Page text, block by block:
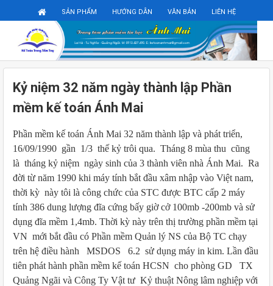
Đăng ký Đăng nhập
SẢN PHẨM HƯỚNG DẪN VĂN BẢN LIÊN HỆ
Kỷ niệm 32 năm ngày thành lập Phần
mềm kế toán Ánh Mai
Phần mềm kế toán Ánh Mai 32 năm thành lập và phát triển,
16/09/1990 gần 1/3 thế kỷ trôi qua. Tháng 8 mùa thu cũng
là tháng kỷ niệm ngày sinh của 3 thành viên nhà Ánh Mai. Ra
đời từ năm 1990 khi máy tính bắt đầu xâm nhập vào Việt nam,
thời kỳ này tôi là công chức của STC được BTC cấp 2 máy
tính 386 dung lượng đĩa cứng bấy giờ cở 100mb -200mb và sử
dụng đĩa mềm 1,4mb. Thời kỳ này trên thị trường phần mềm tại
VN mới bắt đầu có Phần mềm Quản lý NS của Bộ TC chạy
trên hệ điều hành MSDOS 6.2 sử dụng máy in kim. Lần đầu
tiên phát hành phần mềm kế toán HCSN cho phòng GD TX
Quảng Ngãi và Công Ty Vật tư Kỷ thuật Nông lâm nghiệp với